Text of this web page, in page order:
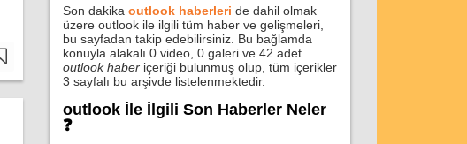
Son dakika outlook haberleri de dahil olmak
üzere outlook ile ilgili tüm haber ve gelişmeleri,
bu sayfadan takip edebilirsiniz. Bu bağlamda
konuyla alakalı 0 video, 0 galeri ve 42 adet
outlook haber içeriği bulunmuş olup, tüm içerikler
3 sayfalı bu arşivde listelenmektedir.
outlook İle İlgili Son Haberler Neler
❓